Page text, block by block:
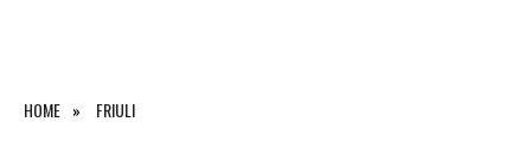
HOME FRIULI